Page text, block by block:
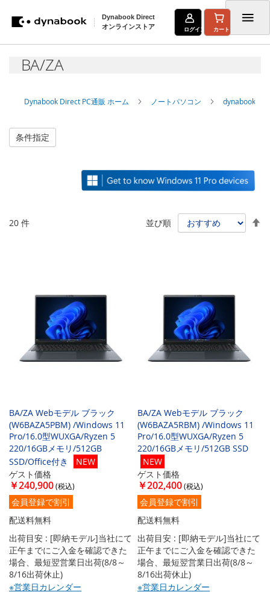
Dynabook Direct
オンラインストア
ツ
に
プ
ログイン カート
BA/ZA
Dynabook Direct PC通販 ホーム ノートパソコン dynabook BA
20 件 並び順
BA/ZA Webモデル ブラック
(W6BAZA5PBM) /Windows 11
Pro/16.0型WUXGA/Ryzen 5
220/16GBメモリ/512GB
SSD/Office付き
NEW
ゲスト価格
￥240,900
会員登録で割引
配送料無料
出荷目安 : [即納モデル]当社にて
正午までにご入金を確認できた
場合、最短翌営業日出荷(8/8～
8/16出荷休止)
※営業日カレンダー
BA/ZA Webモデル ブラック
(W6BAZA5RBM) /Windows 11
Pro/16.0型WUXGA/Ryzen 5
220/16GBメモリ/512GB SSD
NEW
ゲスト価格
￥202,400
会員登録で割引
配送料無料
出荷目安 : [即納モデル]当社にて
正午までにご入金を確認できた
場合、最短翌営業日出荷(8/8～
8/16出荷休止)
※営業日カレンダー
条件指定